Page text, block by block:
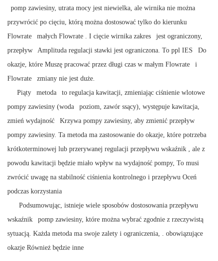
pomp zawiesiny, utrata mocy jest niewielka, ale wirnika nie można
przywrócić po cięciu, którą można dostosować tylko do kierunku
Flowrate
małych Flowrate . I cięcie wirnika zakres
jest ograniczony,
przepływ
Amplituda regulacji stawki jest ograniczona. To ppl IES
Do
okazje, które Muszę pracować przez długi czas w małym Flowrate
i
Flowrate
zmiany nie jest duże.
Piąty
metoda
to regulacja kawitacji, zmieniając ciśnienie wlotowe
pompy zawiesiny (woda
poziom, zawór ssący), występuje kawitacja,
zmień wydajność
Krzywa pompy zawiesiny, aby zmienić przepływ
pompy zawiesiny. Ta metoda ma zastosowanie do okazje, które potrzeba
krótkoterminowej lub przerywanej regulacji przepływu wskaźnik , ale z
powodu kawitacji będzie miało wpływ na wydajność pompy, To musi
zwrócić uwagę na stabilność ciśnienia kontrolnego i przepływu Oceń
podczas korzystania
Podsumowując, istnieje wiele sposobów dostosowania przepływu
wskaźnik
pomp zawiesiny, które można wybrać zgodnie z rzeczywistą
sytuacją. Każda metoda ma swoje zalety i ograniczenia, . obowiązujące
okazje Również będzie inne